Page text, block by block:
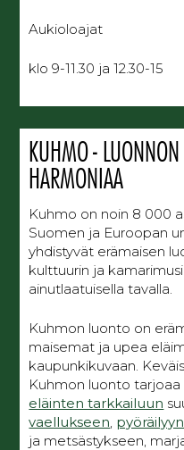
Aukioloajat
klo 9-11.30 ja 12.30-15
KUHMO -
HARMONIAA
Kuhmo on noin 8 000
Suomen ja Euroopan
yhdistyvät erämaisen
kulttuurin ja
ainutlaatuisella tavalla.
Kuhmon luonto on
maisemat ja upea
kaupunkikuvaan.
Kuhmon luonto
eläinten tarkkailuun
vaellukseen pyöräilyyn
ja metsästykseen,